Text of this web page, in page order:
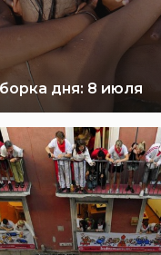
дня: 8 июля